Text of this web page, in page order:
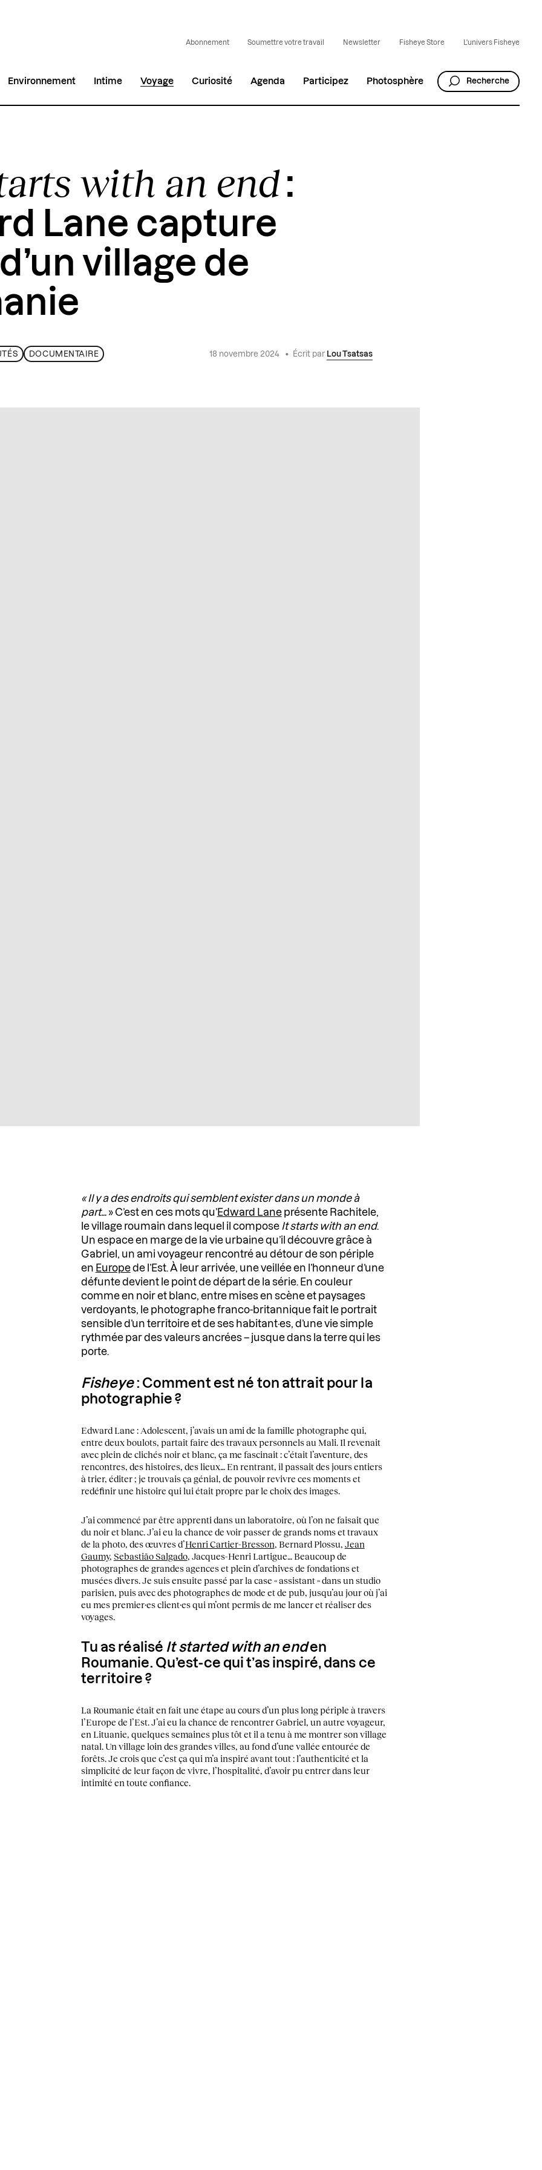
Abonnement Soumettre votre travail Newsletter Fisheye Store L'univers Fisheye
Environnement Intime Voyage Curiosité Agenda Participez Photosphère Recherche
with an end:
Lane capture
d’un village de
DOCUMENTAIRE 18 novembre 2024 • Écrit par Lou Tsatsas
« Il y a des endroits qui semblent exister dans un monde à
part… » C’est en ces mots qu’Edward Laneprésente Rachitele,
le village roumain dans lequel il compose It starts with an end.
Un espace en marge de la vie urbaine qu’il découvre grâce à
Gabriel, un ami voyageur rencontré au détour de son périple
en Europede l’Est. À leur arrivée, une veillée en l’honneur d’une
défunte devient le point de départ de la série. En couleur
comme en noir et blanc, entre mises en scène et paysages
verdoyants, le photographe franco-britannique fait le portrait
sensible d’un territoire et de ses habitant·es, d’une vie simple
rythmée par des valeurs ancrées – jusque dans la terre qui les
porte.
Fisheye: Comment est né ton attrait pour la
photographie ?
Edward Lane : Adolescent, j’avais un ami de la famille photographe qui,
entre deux boulots, partait faire des travaux personnels au Mali. Il revenait
avec plein de clichés noir et blanc, ça me fascinait : c’était l’aventure, des
rencontres, des histoires, des lieux… En rentrant, il passait des jours entiers
à trier, éditer ; je trouvais ça génial, de pouvoir revivre ces moments et
redéfinir une histoire qui lui était propre par le choix des images.
J’ai commencé par être apprenti dans un laboratoire, où l’on ne faisait que
du noir et blanc. J’ai eu la chance de voir passer de grands noms et travaux
de la photo, des œuvres d’Henri Cartier-Bresson, Bernard Plossu, Jean
Gaumy, Sebastião Salgado, Jacques-Henri Lartigue… Beaucoup de
photographes de grandes agences et plein d’archives de fondations et
musées divers. Je suis ensuite passé par la case « assistant » dans un studio
parisien, puis avec des photographes de mode et de pub, jusqu’au jour où j’ai
eu mes premier·es client·es qui m’ont permis de me lancer et réaliser des
voyages.
Tu as réalisé It started with an enden
Roumanie. Qu’est-ce qui t’as inspiré, dans ce
territoire ?
La Roumanie était en fait une étape au cours d’un plus long périple à travers
l’Europe de l’Est. J’ai eu la chance de rencontrer Gabriel, un autre voyageur,
en Lituanie, quelques semaines plus tôt et il a tenu à me montrer son village
natal. Un village loin des grandes villes, au fond d’une vallée entourée de
forêts. Je crois que c’est ça qui m’a inspiré avant tout : l’authenticité et la
simplicité de leur façon de vivre, l’hospitalité, d’avoir pu entrer dans leur
intimité en toute confiance.